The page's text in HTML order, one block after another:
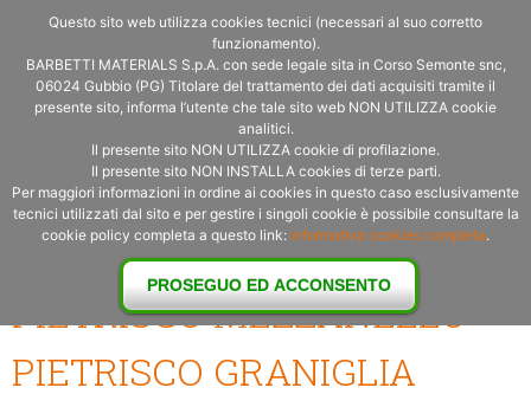
Questo sito web utilizza cookies tecnici (necessari al suo corretto
funzionamento).
BARBETTI MATERIALS S.p.A. con sede legale sita in Corso Semonte snc,
06024 Gubbio (PG) Titolare del trattamento dei dati acquisiti tramite il
presente sito, informa l’utente che tale sito web NON UTILIZZA cookie
analitici.
Il presente sito NON UTILIZZA cookie di profilazione.
Il presente sito NON INSTALLA cookies di terze parti.
Per maggiori informazioni in ordine ai cookies in questo caso esclusivamente
tecnici utilizzati dal sito e per gestire i singoli cookie è possibile consultare la
cookie policy completa a questo link: informativa cookies completa.
PROSEGUO ED ACCONSENTO
SABBIA 0/6
PIETRISCO MEZZANELLO
PIETRISCO GRANIGLIA